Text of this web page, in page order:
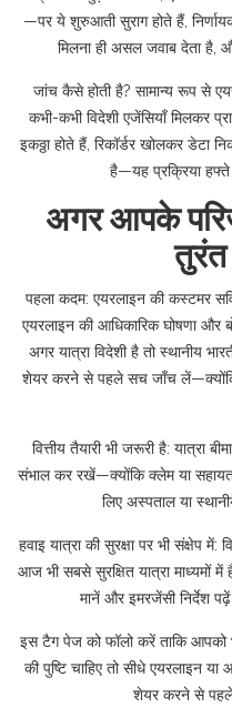
—पर ये शुरुआती सुराग होते हैं,
मिलना ही असल जवाब देता है,
जांच कैसे होती है? सामान्य रूप से
कभी-कभी विदेशी एजेंसियाँ मिलकर
इकठ्ठा होते हैं, रिकॉर्डर खोलकर डेटा
है—यह प्रक्रिया
अगर आपके
तुरंत
पहला कदम: एयरलाइन की कस्टमर
एयरलाइन की आधिकारिक घोषणा और
अगर यात्रा विदेशी है तो स्थानीय
शेयर करने से पहले सच जाँच
वित्तीय तैयारी भी जरूरी है: यात्रा
संभाल कर रखें—क्योंकि क्लेम या
लिए अस्पताल या
हवाइ यात्रा की सुरक्षा पर भी संक्षेप
आज भी सबसे सुरक्षित यात्रा माध्यमों
मानें और इमरजेंसी निर्देश
इस टैग पेज को फॉलो करें ताकि आपको
की पुष्टि चाहिए तो सीधे एयरलाइन
शेयर करने से